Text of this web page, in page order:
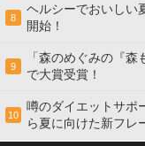
8
ヘルシーでおいしい
開始！
9
「森のめぐみの『
で大賞受賞！
10
噂のダイエットサポ
ら夏に向けた新フレ